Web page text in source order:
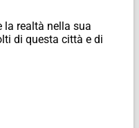
la realtà nella sua
di questa città e di